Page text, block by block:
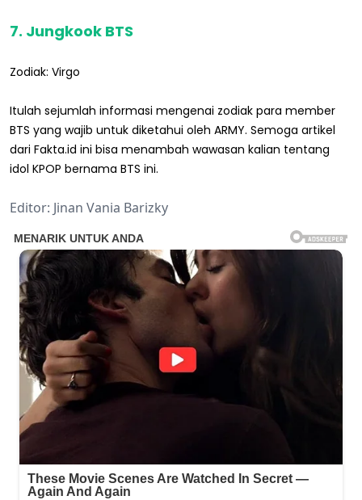
7. Jungkook BTS
Zodiak: Virgo
Itulah sejumlah informasi mengenai zodiak para member
BTS yang wajib untuk diketahui oleh ARMY. Semoga artikel
dari Fakta.id ini bisa menambah wawasan kalian tentang
idol KPOP bernama BTS ini.
Editor: Jinan Vania Barizky